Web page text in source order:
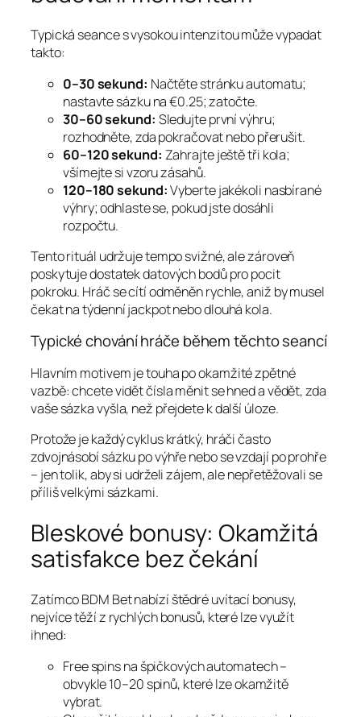
Typická seance s vysokou intenzitou může vypadat
takto:
0–30 sekund: Načtěte stránku automatu;
nastavte sázku na €0.25; zatočte.
30–60 sekund: Sledujte první výhru;
rozhodněte, zda pokračovat nebo přerušit.
60–120 sekund: Zahrajte ještě tři kola;
všímejte si vzoru zásahů.
120–180 sekund:Vyberte jakékoli nasbírané
výhry; odhlaste se, pokud jste dosáhli
rozpočtu.
Tento rituál udržuje tempo svižné, ale zároveň
poskytuje dostatek datových bodů pro pocit
pokroku. Hráč se cítí odměněn rychle, aniž by musel
čekat na týdenní jackpot nebo dlouhá kola.
Typické chování hráče během těchto seancí
Hlavním motivem je touha po okamžité zpětné
vazbě: chcete vidět čísla měnit se hned a vědět, zda
vaše sázka vyšla, než přejdete k další úloze.
Protože je každý cyklus krátký, hráči často
zdvojnásobí sázku po výhře nebo se vzdají po prohře
– jen tolik, aby si udrželi zájem, ale nepřetěžovali se
příliš velkými sázkami.
Bleskové bonusy: Okamžitá
satisfakce bez čekání
Zatímco BDM Bet nabízí štědré uvítací bonusy,
nejvíce těží z rychlých bonusů, které lze využít
ihned:
Free spins na špičkových automatech –
obvykle 10–20 spinů, které lze okamžitě
vybrat.